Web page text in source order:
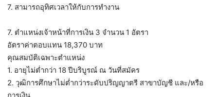
7. สามารถอุทิศเวลาให้กับการทำงาน
7. ตำแหน่งเจ้าหน้าที่การเงิน 3 จำนวน 1 อัตรา
อัตราค่าตอบแทน 18,370 บาท
คุณสมบัติเฉพาะตำแหน่ง
1. อายุไม่ต่ำกว่า 18 ปีบริบูรณ์ ณ วันที่สมัคร
2. วุฒิการศึกษาไม่ต่ำกว่าระดับปริญญาตรี สาขาบัญชี และ/หรือ